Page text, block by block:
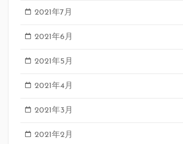
2021年7月
2021年6月
2021年5月
2021年4月
2021年3月
2021年2月